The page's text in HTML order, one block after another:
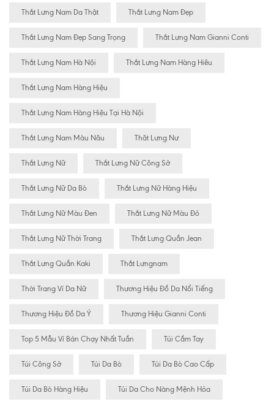
Thắt Lưng Nam Da Thật Thắt Lưng Nam Đẹp
Thắt Lưng Nam Đẹp Sang Trọng Thắt Lưng Nam Gianni Conti
Thắt Lưng Nam Hà Nội Thắt Lưng Nam Hàng Hiêu
Thắt Lưng Nam Hàng Hiệu
Thắt Lưng Nam Hàng Hiệu Tại Hà Nội
Thắt Lưng Nam Màu Nâu Thăt Lưng Nư
Thắt Lưng Nữ Thắt Lưng Nữ Công Sở
Thắt Lưng Nữ Da Bò Thắt Lưng Nữ Hàng Hiệu
Thắt Lưng Nữ Màu Đen Thắt Lưng Nữ Màu Đỏ
Thắt Lưng Nữ Thời Trang Thắt Lưng Quần Jean
Thắt Lưng Quần Kaki Thắt Lưngnam
Thời Trang Ví Da Nữ Thương Hiệu Đồ Da Nổi Tiếng
Thương Hiệu Đồ Da Ý Thương Hiệu Gianni Conti
Top 5 Mẫu Ví Bán Chạy Nhất Tuần Túi Cầm Tay
Túi Công Sở Túi Da Bò Túi Da Bò Cao Cấp
Túi Da Bò Hàng Hiệu Túi Da Cho Nàng Mệnh Hỏa